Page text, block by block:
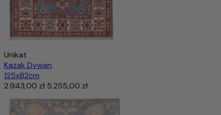
Unikat
Kazak Dywan
125x82cm
2.943,00 zł 5.255,00 zł